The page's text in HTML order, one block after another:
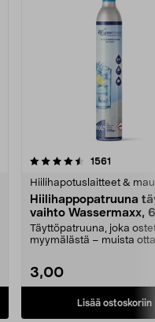
1561
Hiilihapotuslaitteet &
Hiilihappopatruuna
vaihto Wassermaxx,
Täyttöpatruuna, joka
myymälästä – muista
3,00
Lisää ostoskoriin
4.5viidestä